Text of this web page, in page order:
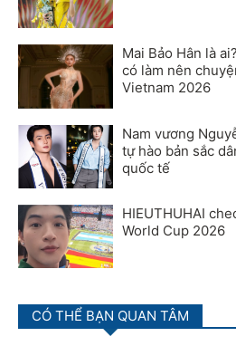
Mai Bảo Hân là
có làm nên
Vietnam 2026
Nam vương
tự hào bản sắc
quốc tế
HIEUTHUHAI
World Cup 2026
CÓ THỂ BẠN QUAN TÂM